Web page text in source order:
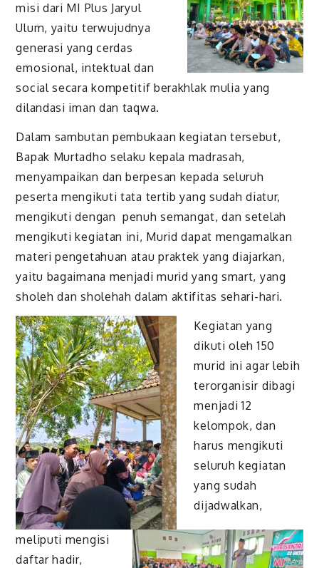
misi dari MI Plus Jaryul
Ulum, yaitu terwujudnya
generasi yang cerdas
emosional, intektual dan
social secara kompetitif berakhlak mulia yang
dilandasi iman dan taqwa.
Dalam sambutan pembukaan kegiatan tersebut,
Bapak Murtadho selaku kepala madrasah,
menyampaikan dan berpesan kepada seluruh
peserta mengikuti tata tertib yang sudah diatur,
mengikuti dengan penuh semangat, dan setelah
mengikuti kegiatan ini, Murid dapat mengamalkan
materi pengetahuan atau praktek yang diajarkan,
yaitu bagaimana menjadi murid yang smart, yang
sholeh dan sholehah dalam aktifitas sehari-hari.
Kegiatan yang
dikuti oleh 150
murid ini agar lebih
terorganisir dibagi
menjadi 12
kelompok, dan
harus mengikuti
seluruh kegiatan
yang sudah
dijadwalkan,
meliputi mengisi
daftar hadir,